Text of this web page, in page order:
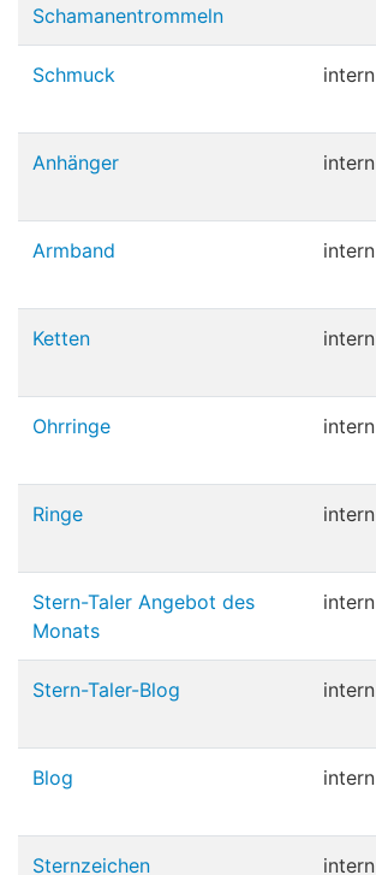
Schamanentrommeln
Schmuck intern
Anhänger intern
Armband intern
Ketten intern
Ohrringe intern
Ringe intern
Stern-Taler Angebot des
Monats
intern
Stern-Taler-Blog intern
Blog intern
Sternzeichen intern